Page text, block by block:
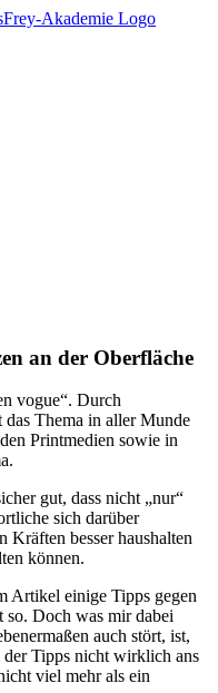
an der Oberfläche
vogue“. Durch
das Thema in aller Munde
Printmedien sowie in
gut, dass nicht „nur“
sich darüber
Kräften besser haushalten
können.
Artikel einige Tipps gegen
so. Doch was mir dabei
auch stört, ist,
der Tipps nicht wirklich ans
viel mehr als ein